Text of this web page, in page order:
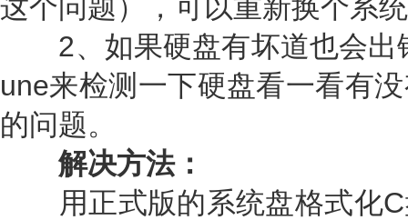
这个问题），可以重新换个系
2、如果硬盘有坏道也会出
une来检测一下硬盘看一看有
的问题。
解决方法：
用正式版的系统盘格式化C